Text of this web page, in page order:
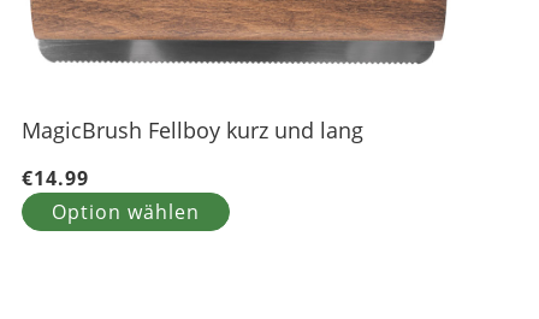
MagicBrush Fellboy kurz und lang
€14.99
Option wählen